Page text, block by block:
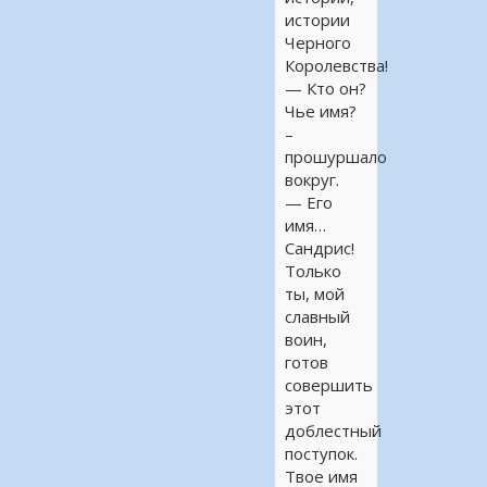
истории
Черного
Королевства!
— Кто он?
Чье имя?
–
прошуршало
вокруг.
— Его
имя…
Сандрис!
Только
ты, мой
славный
воин,
готов
совершить
этот
доблестный
поступок.
Твое имя